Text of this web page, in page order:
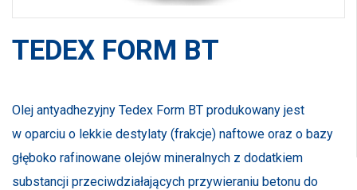
TEDEX FORM BT
Olej antyadhezyjny Tedex Form BT produkowany jest
w oparciu o lekkie destylaty (frakcje) naftowe oraz o bazy
głęboko rafinowane olejów mineralnych z dodatkiem
substancji przeciwdziałających przywieraniu betonu do